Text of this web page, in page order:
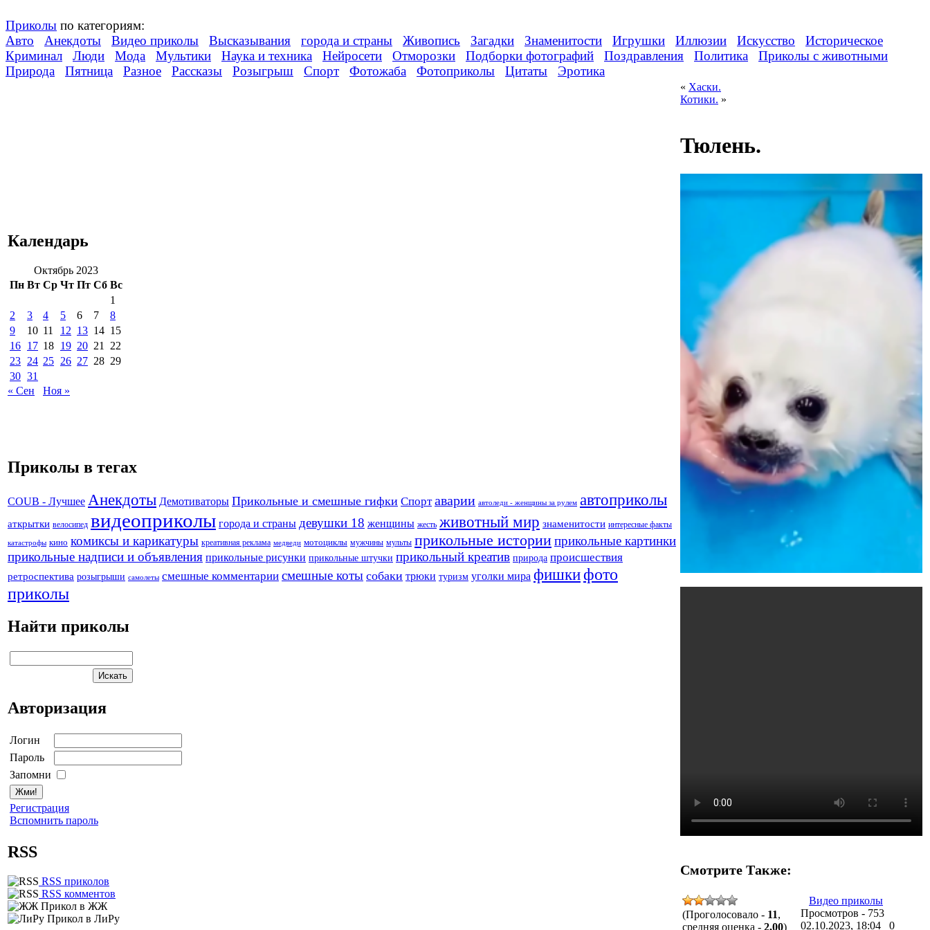
Приколы по категориям:
Авто
Анекдоты Видео приколы Высказывания города и страны Живопись Загадки Знаменитости Игрушки Иллюзии Искусство
Историческое
Криминал
Люди Мода Мультики Наука и техника Нейросети Отморозки Подборки фотографий Поздравления Политика
Приколы с животными
Природа
Пятница Разное Рассказы Розыгрыш Спорт Фотожаба Фотоприколы Цитаты Эротика
Календарь
Октябрь 2023
Пн Вт Ср Чт Пт Сб Вс
1
2
3 4 5 6 7
8
9
10 11 12 13 14 15
16 17 18 19 20 21
22
23 24 25 26 27 28 29
30 31
« Сен
Ноя »
Приколы в тегах
COUB - Лучшее Анекдоты Демотиваторы Прикольные и смешные гифки Спорт аварии автоледи - женщины за рулем автоприколы
аткрытки велосипед видеоприколы города и страны девушки 18 женщины жесть животный мир знаменитости интересные факты
катастрофы кино комиксы и карикатуры креативная реклама медведи мотоциклы мужчины мульты прикольные историиприкольные картинки
прикольные надписи и объявления прикольные рисунки прикольные штучки прикольный креатив природа происшествия
ретроспектива розыгрыши самолеты смешные комментарии смешные коты собаки трюки туризм уголки мира фишкифото
приколы
Найти приколы
Авторизация
Логин
Пароль
Запомни
Регистрация
Вспомнить пароль
RSS
RSS приколов
RSS комментов
Прикол в ЖЖ
Прикол в ЛиРу
« Хаски.
Котики. »
Тюлень.
Смотрите Также:
(Проголосовало - 11,
средняя оценка - 2,00)
Видео приколы
Просмотров - 753
02.10.2023, 18:04
0